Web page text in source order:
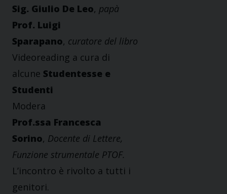
Sig. Giulio De Leo, papà
Prof. Luigi
Sparapano, curatore del libro
Videoreading a cura di
alcune Studentesse e
Studenti
Modera
Prof.ssa Francesca
Sorino, Docente di Lettere,
Funzione strumentale PTOF.
L’incontro è rivolto a tutti i
genitori.